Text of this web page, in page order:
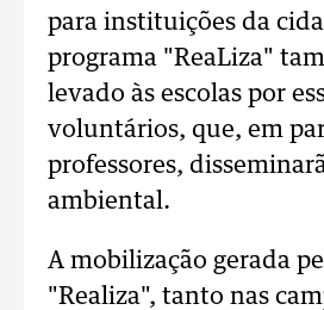
para instituições da
programa "ReaLiza"
levado às escolas por
voluntários, que, em
professores,
ambiental.
A mobilização gerada
"Realiza", tanto nas